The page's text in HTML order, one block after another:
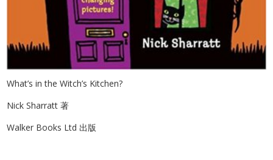
What’s in the Witch’s Kitchen?
Nick Sharratt 著
Walker Books Ltd 出版